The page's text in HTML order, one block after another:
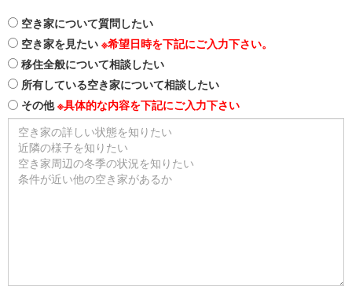
空き家について質問したい
空き家を見たい ※希望日時を下記にご入力下さい。
移住全般について相談したい
所有している空き家について相談したい
その他※具体的な内容を下記にご入力下さい